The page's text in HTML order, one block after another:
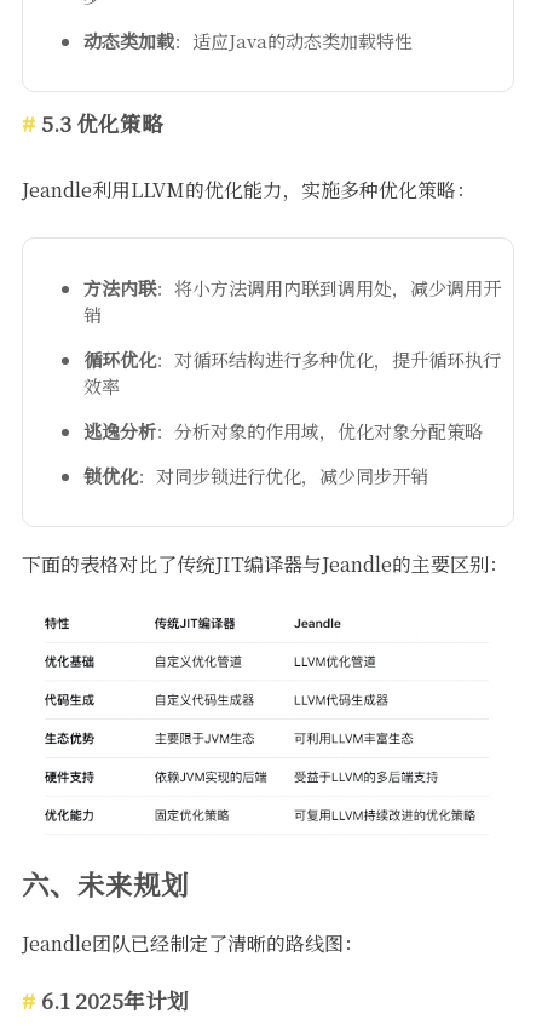
动态类加载：适应Java的动态类加载特性
5.3 优化策略
Jeandle利用LLVM的优化能力，实施多种优化策略：
方法内联：将小方法调用内联到调用处，减少调用开
销
循环优化：对循环结构进行多种优化，提升循环执行
效率
逃逸分析：分析对象的作用域，优化对象分配策略
锁优化：对同步锁进行优化，减少同步开销
下面的表格对比了传统JIT编译器与Jeandle的主要区别：
六、未来规划
Jeandle团队已经制定了清晰的路线图：
6.1 2025年计划